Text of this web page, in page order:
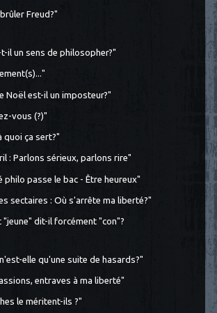
Freud?"
il un sens de philosopher?"
Noël est-il un imposteur?"
vous (?)"
quoi ça sert?"
: Parlons sérieux, parlons rire"
philo passe le bac - Être heureux"
sectaires : Où s'arrête ma liberté?"
"jeune" dit-il forcément "con"?
elle qu'une suite de hasards?"
entraves à ma liberté"
le méritent-ils ?"